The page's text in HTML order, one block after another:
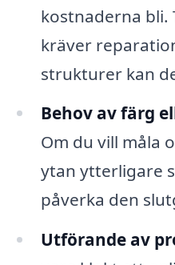
kostnaderna bli.
kräver
strukturer kan
Behov av färg
Om du vill måla
ytan ytterligare
påverka den
Utförande av